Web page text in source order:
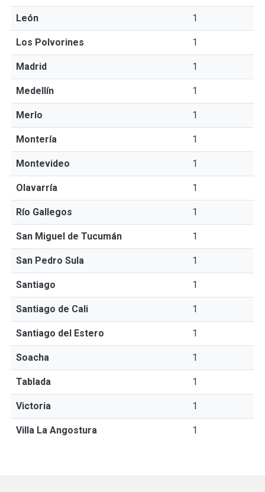
León 1
Los Polvorines 1
Madrid 1
Medellín 1
Merlo 1
Montería 1
Montevideo 1
Olavarría 1
Río Gallegos 1
San Miguel de Tucumán 1
San Pedro Sula 1
Santiago 1
Santiago de Cali 1
Santiago del Estero 1
Soacha 1
Tablada 1
Victoria 1
Villa La Angostura 1